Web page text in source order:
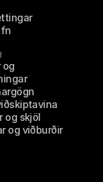
og
og skjöl
og viðburðir